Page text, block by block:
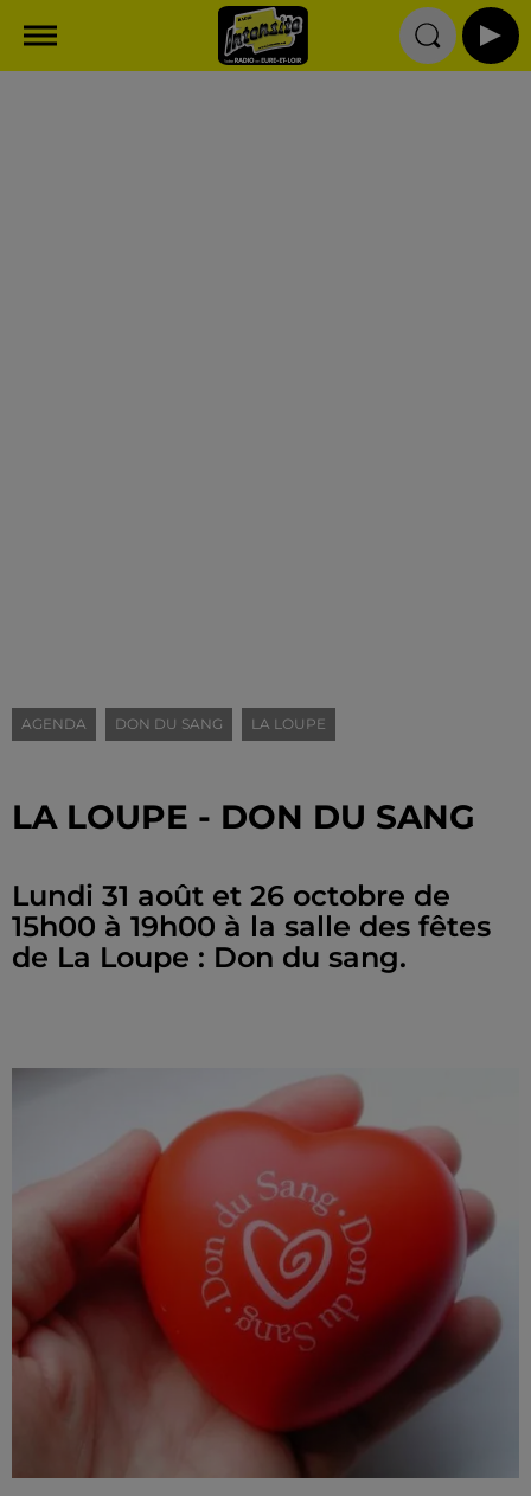
AGENDA DON DU SANG LA LOUPE
LA LOUPE - DON DU SANG
Lundi 31 août et 26 octobre de
15h00 à 19h00 à la salle des fêtes
de La Loupe : Don du sang.